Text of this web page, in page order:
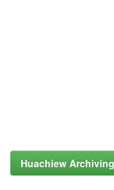
Huachiew